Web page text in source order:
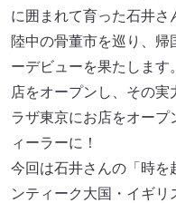
に囲まれて育った石井
陸中の骨董市を巡り、
ーデビューを果たします
店をオープンし、その
ラザ東京にお店をオー
ィーラーに！
今回は石井さんの「時を
ンティーク大国・イギリ